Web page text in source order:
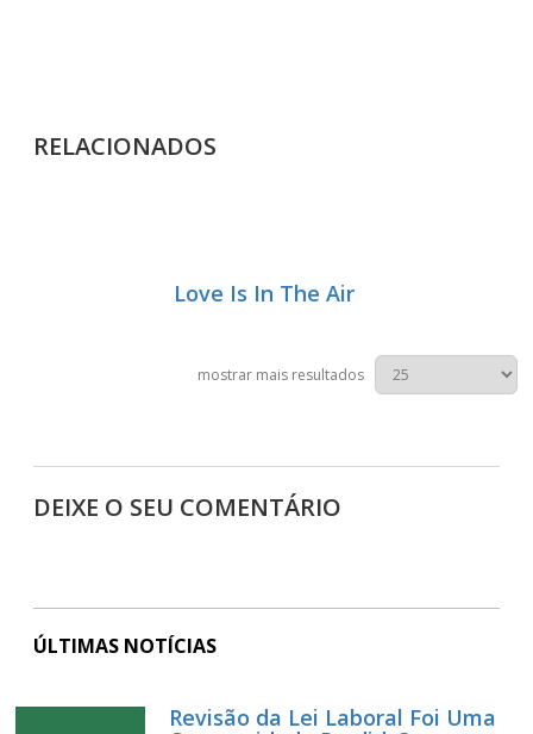
RELACIONADOS
Love Is In The Air
mostrar mais resultados
DEIXE O SEU COMENTÁRIO
ÚLTIMAS NOTÍCIAS
Revisão da Lei Laboral Foi Uma